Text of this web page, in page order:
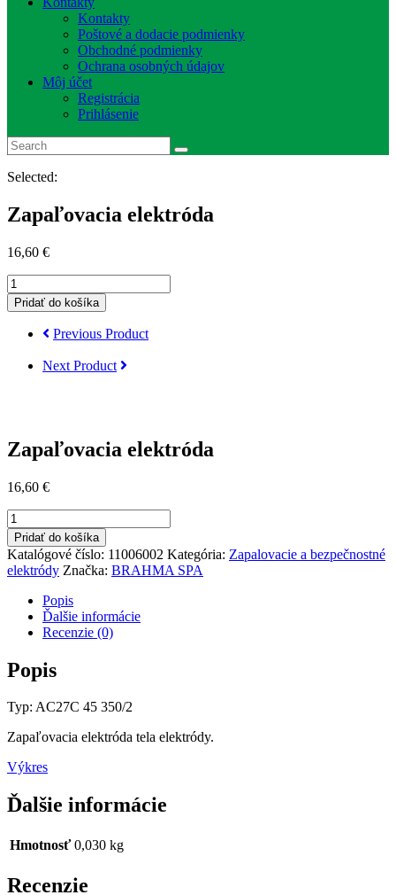
Kontakty
Poštové a dodacie podmienky
Obchodné podmienky
Ochrana osobných údajov
Môj účet
Registrácia
Prihlásenie
Selected:
Zapaľovacia elektróda
16,60 €
množstvo
Zapaľovacia
elektróda
Pridať do košíka
Previous Product
Next Product
Zapaľovacia elektróda
16,60 €
množstvo
Zapaľovacia
elektróda
Pridať do košíka
Katalógové číslo: 11006002 Kategória: Zapalovacie a bezpečnostné
elektródy Značka: BRAHMA SPA
Popis
Ďalšie informácie
Recenzie (0)
Popis
Typ: AC27C 45 350/2
Zapaľovacia elektróda tela elektródy.
Výkres
Ďalšie informácie
Hmotnosť 0,030 kg
Recenzie